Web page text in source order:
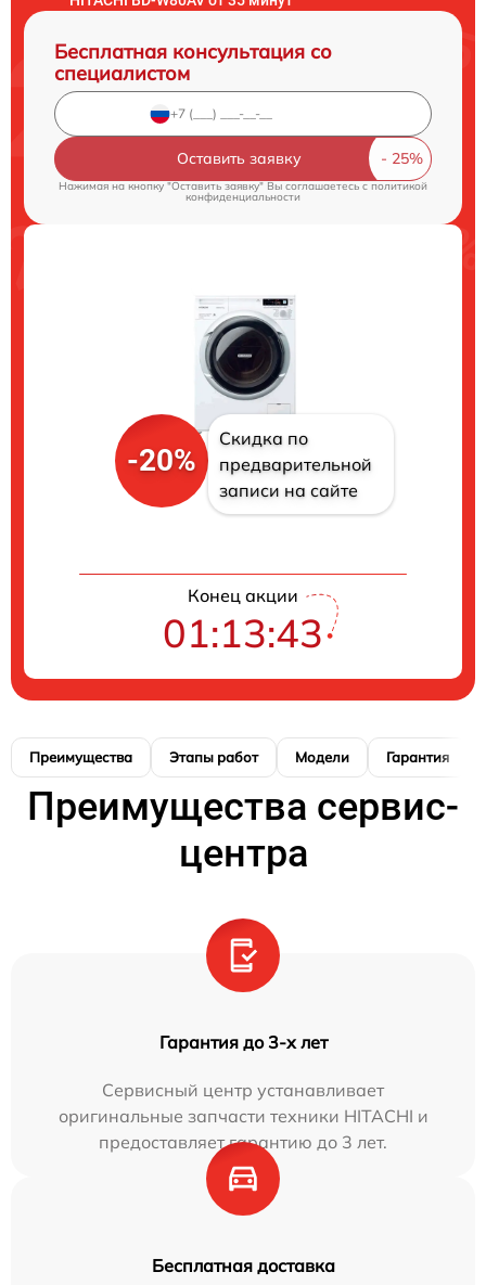
Бесплатная консультация со
специалистом
Оставить заявку
Нажимая на кнопку "Оставить заявку" Вы соглашаетесь cполитикой
конфиденциальности
-20%
Скидка по
предварительной
записи на сайте
Конец акции
01:13:42
Преимущества Этапы работ Модели Гарантия
Преимущества сервис-
центра
Гарантия до 3-х лет
Сервисный центр устанавливает
оригинальные запчасти техники HITACHI и
предоставляет гарантию до 3 лет.
Бесплатная доставка